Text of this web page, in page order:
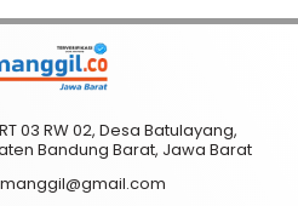
03 RW 02, Desa Batulayang,
Bandung Barat, Jawa Barat